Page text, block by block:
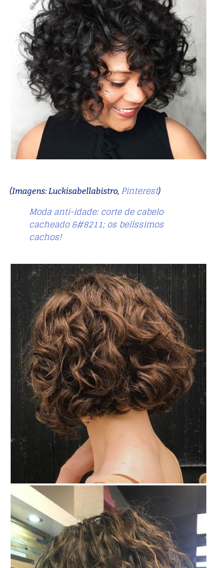
(Imagens: Luckisabellabistro, Pinterest)
Moda anti-idade: corte de cabelo
cacheado &#8211; os belíssimos
cachos!